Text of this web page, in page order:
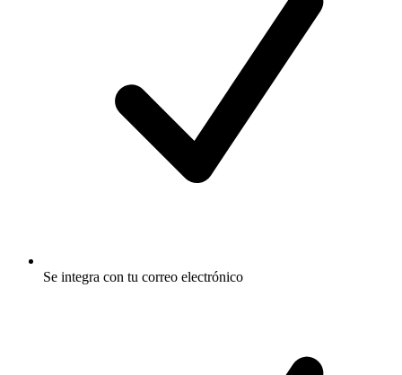
Se integra con tu correo electrónico